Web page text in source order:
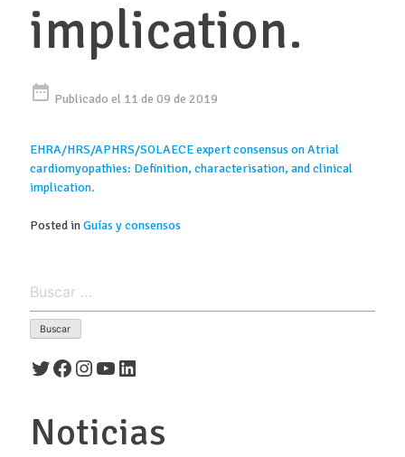
implication.
date_range Publicado el 11 de 09 de 2019
EHRA/HRS/APHRS/SOLAECE expert consensus on Atrial
cardiomyopathies: Definition, characterisation, and clinical
implication.
Posted inGuías y consensos
Twitter
Facebook
Instagram
YouTube
LinkedIn
Noticias